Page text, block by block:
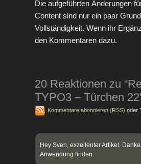
Die aufgeführten Änderungen
Content sind nur ein paar
Vollständigkeit. Wenn ihr
den Kommentaren dazu.
20 Reaktionen zu
TYPO3 – Türchen
Kommentare abonnieren (RSS) oder
Hey Sven, exzellenter Artikel.
Anwendung finden.